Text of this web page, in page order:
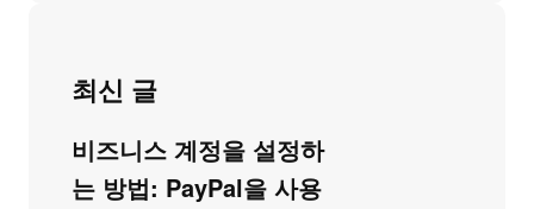
최신 글
비즈니스 계정을 설정하
는 방법: PayPal을 사용